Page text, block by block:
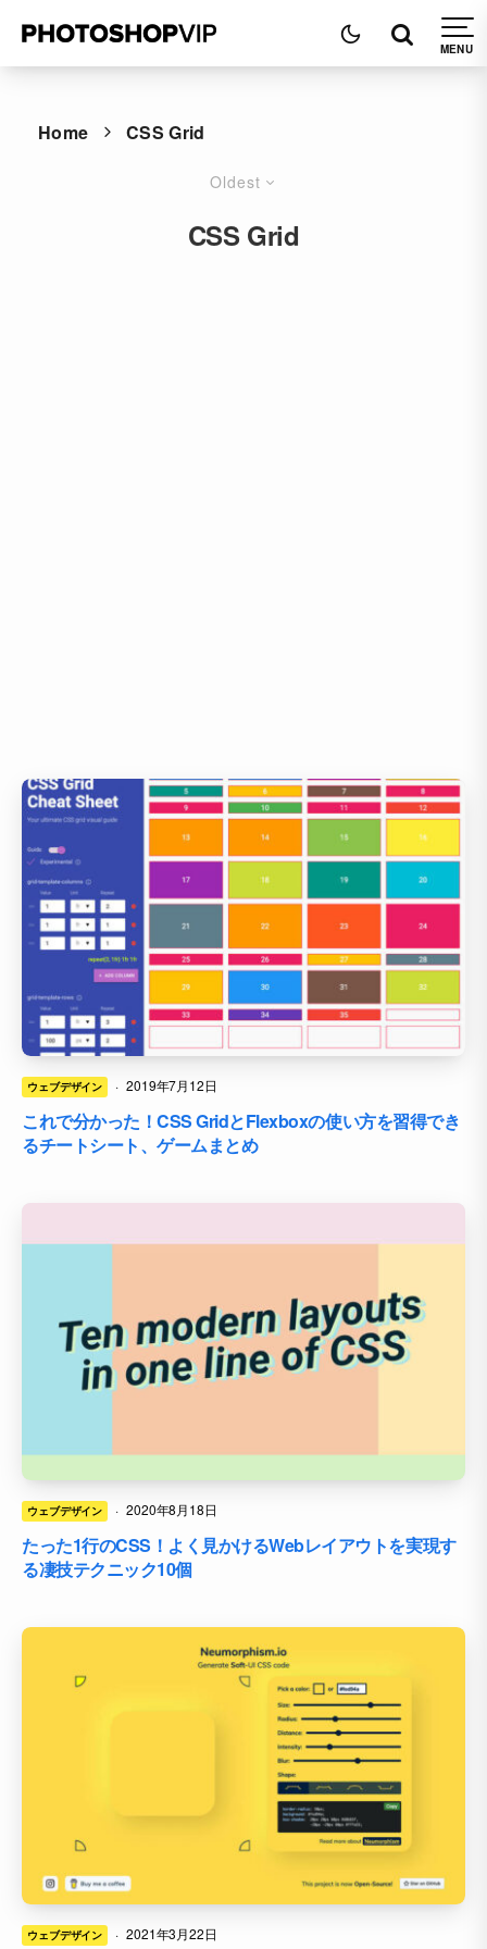
Home CSS Grid
Oldest
CSS Grid
ウェブデザイン · 2019年7月12日
これで分かった！CSS GridとFlexboxの使い方を習得でき
るチートシート、ゲームまとめ
ウェブデザイン · 2020年8月18日
たった1行のCSS！よく見かけるWebレイアウトを実現す
る凄技テクニック10個
ウェブデザイン · 2021年3月22日